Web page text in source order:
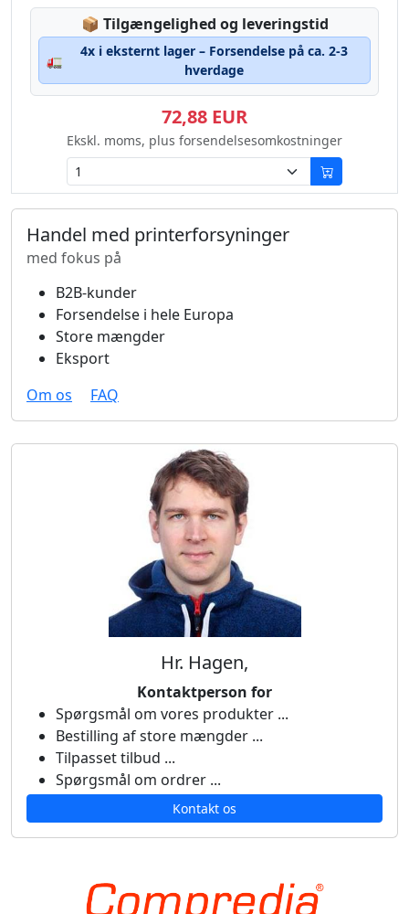
📦 Lagerstatus:
Tilgængelighed og leveringstid
🚛
4x i eksternt lager – Forsendelse på ca. 2-3
hverdage
72,88 EUR
Ekskl. moms, plus forsendelsesomkostninger
Handel med printerforsyninger
med fokus på
B2B-kunder
Forsendelse i hele Europa
Store mængder
Eksport
Om os
FAQ
Hr. Hagen,
Kontaktperson for
Spørgsmål om vores produkter ...
Bestilling af store mængder ...
Tilpasset tilbud ...
Spørgsmål om ordrer ...
Kontakt os